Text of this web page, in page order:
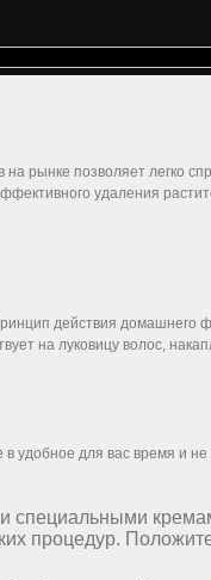
рынке позволяет легко
удаления
действия домашнего
на луковицу волос,
удобное для вас время и
процедур.